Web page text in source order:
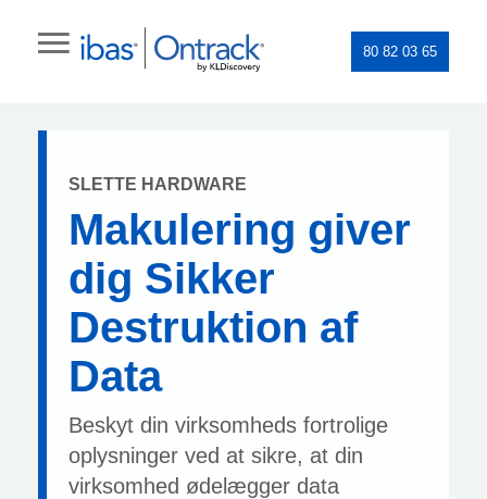
80 82 03 65
SLETTE HARDWARE
Makulering giver
dig Sikker
Destruktion af
Data
Beskyt din virksomheds fortrolige
oplysninger ved at sikre, at din
virksomhed ødelægger data